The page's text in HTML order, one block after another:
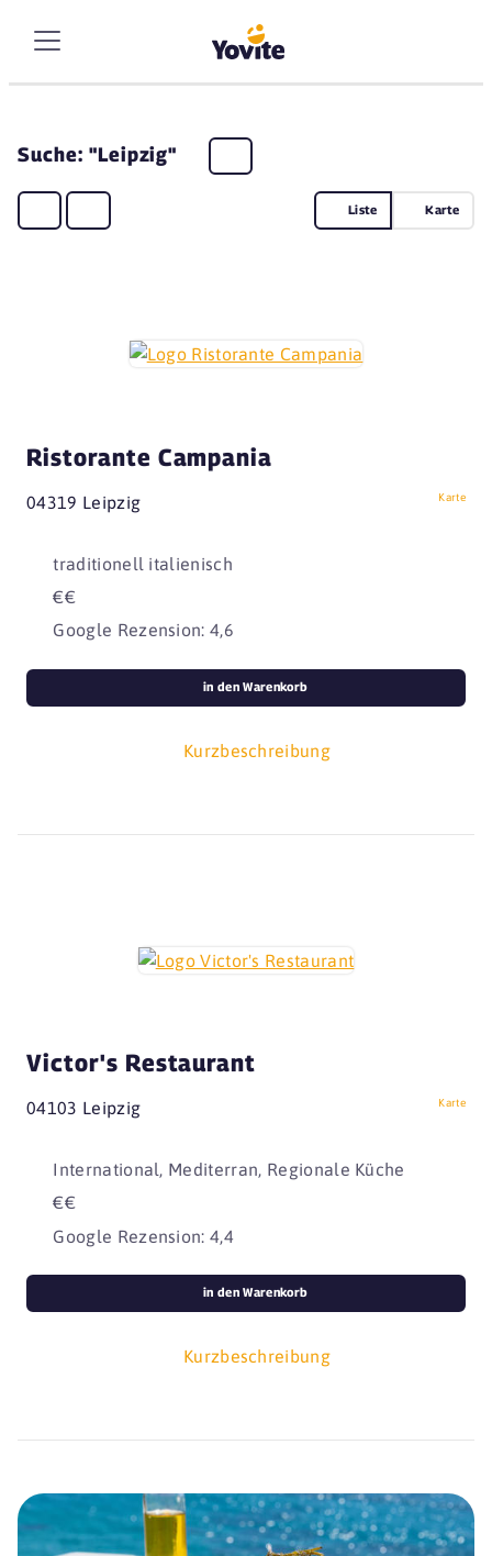
Suche: "Leipzig"
Liste Karte
Ristorante Campania
04319 Leipzig Karte
traditionell italienisch
€€
Google Rezension: 4,6
Kurzbeschreibung
in den Warenkorb
Victor's Restaurant
04103 Leipzig Karte
International, Mediterran, Regionale Küche
€€
Google Rezension: 4,4
Kurzbeschreibung
in den Warenkorb